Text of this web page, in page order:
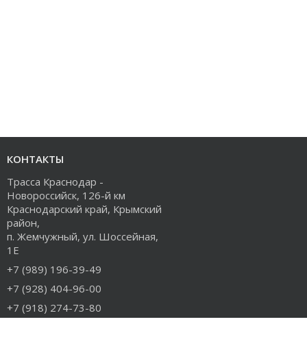
КОНТАКТЫ
Трасса Краснодар -
Новороссийск, 126-й км
Краснодарский край, Крымский
район,
п. Жемчужный, ул. Шоссейная,
1Е
+7 (989) 196-39-49
+7 (928) 404-96-00
+7 (918) 274-73-80